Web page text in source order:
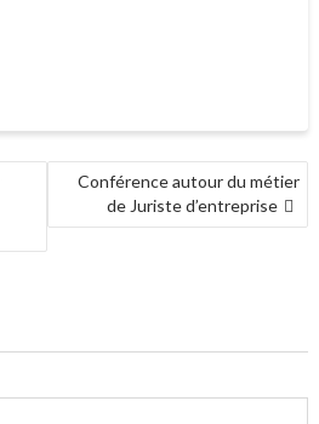
Conférence autour du métier
de Juriste d’entreprise